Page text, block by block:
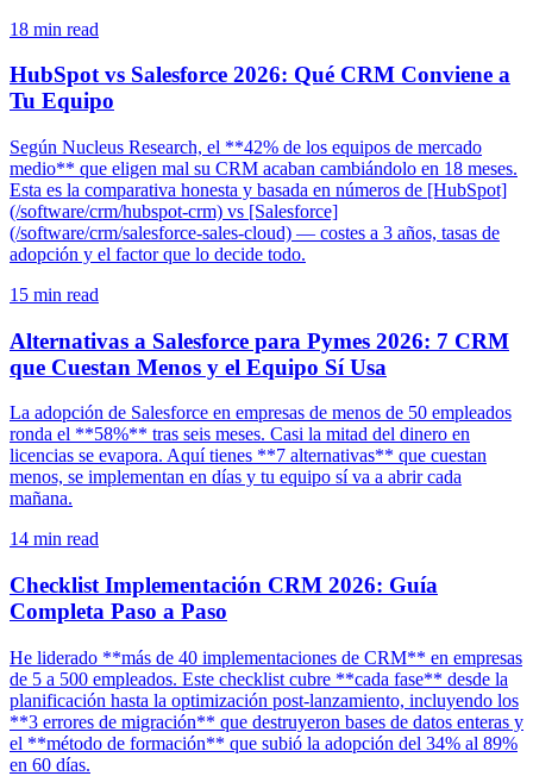
18 min read
HubSpot vs Salesforce 2026: Qué CRM Conviene a
Tu Equipo
Según Nucleus Research, el **42% de los equipos de mercado
medio** que eligen mal su CRM acaban cambiándolo en 18 meses.
Esta es la comparativa honesta y basada en números de [HubSpot]
(/software/crm/hubspot-crm) vs [Salesforce]
(/software/crm/salesforce-sales-cloud) — costes a 3 años, tasas de
adopción y el factor que lo decide todo.
15 min read
Alternativas a Salesforce para Pymes 2026: 7 CRM
que Cuestan Menos y el Equipo Sí Usa
La adopción de Salesforce en empresas de menos de 50 empleados
ronda el **58%** tras seis meses. Casi la mitad del dinero en
licencias se evapora. Aquí tienes **7 alternativas** que cuestan
menos, se implementan en días y tu equipo sí va a abrir cada
mañana.
14 min read
Checklist Implementación CRM 2026: Guía
Completa Paso a Paso
He liderado **más de 40 implementaciones de CRM** en empresas
de 5 a 500 empleados. Este checklist cubre **cada fase** desde la
planificación hasta la optimización post-lanzamiento, incluyendo los
**3 errores de migración** que destruyeron bases de datos enteras y
el **método de formación** que subió la adopción del 34% al 89%
en 60 días.